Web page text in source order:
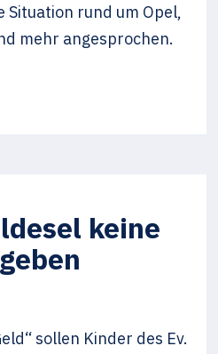
rund um Opel,
mehr angesprochen.
keine
sollen Kinder des Ev.